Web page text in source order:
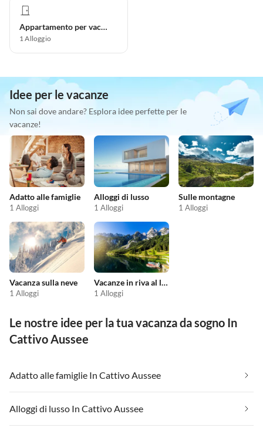
Appartamento per vacanze
1Alloggio
Idee per le vacanze
Non sai dove andare? Esplora idee perfette per le
vacanze!
Adatto alle famiglie
1 Alloggi
Alloggi di lusso
1 Alloggi
Sulle montagne
1 Alloggi
Vacanza sulla neve
1 Alloggi
Vacanze in riva al lago
1 Alloggi
Le nostre idee per la tua vacanza da sogno In
Cattivo Aussee
Adatto alle famiglie In Cattivo Aussee
Alloggi di lusso In Cattivo Aussee